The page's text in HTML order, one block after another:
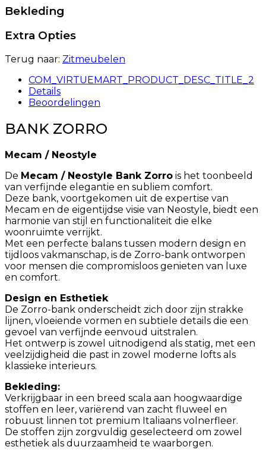
Bekleding
Extra Opties
Terug naar: Zitmeubelen
COM_VIRTUEMART_PRODUCT_DESC_TITLE_2
Details
Beoordelingen
BANK ZORRO
Mecam / Neostyle
De Mecam / Neostyle Bank Zorro is het toonbeeld
van verfijnde elegantie en subliem comfort.
Deze bank, voortgekomen uit de expertise van
Mecam en de eigentijdse visie van Neostyle, biedt een
harmonie van stijl en functionaliteit die elke
woonruimte verrijkt.
Met een perfecte balans tussen modern design en
tijdloos vakmanschap, is de Zorro-bank ontworpen
voor mensen die compromisloos genieten van luxe
en comfort.
Design en Esthetiek
De Zorro-bank onderscheidt zich door zijn strakke
lijnen, vloeiende vormen en subtiele details die een
gevoel van verfijnde eenvoud uitstralen.
Het ontwerp is zowel uitnodigend als statig, met een
veelzijdigheid die past in zowel moderne lofts als
klassieke interieurs.
Bekleding:
Verkrijgbaar in een breed scala aan hoogwaardige
stoffen en leer, variërend van zacht fluweel en
robuust linnen tot premium Italiaans volnerfleer.
De stoffen zijn zorgvuldig geselecteerd om zowel
esthetiek als duurzaamheid te waarborgen.